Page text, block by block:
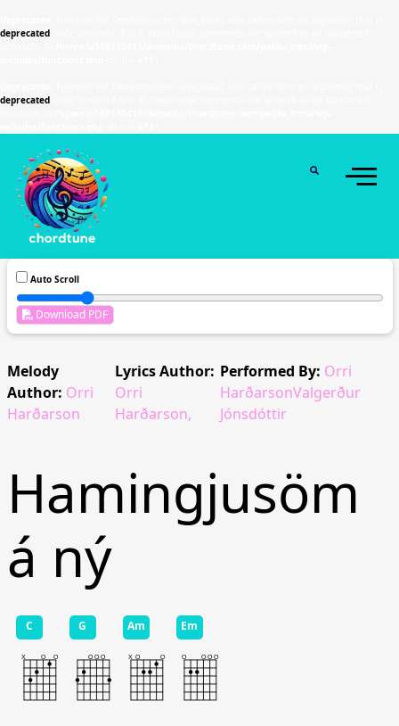
deprecated
deprecated
Auto Scroll
Download PDF
Melody
Author: Orri
Harðarson
Lyrics Author:
Orri
Harðarson,
Performed By: Orri
HarðarsonValgerður
Jónsdóttir
Hamingjusöm
á ný
C G Am Em